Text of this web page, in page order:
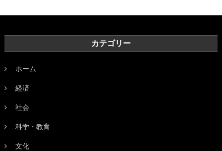
カテゴリー
ホーム
経済
社会
科学・教育
文化